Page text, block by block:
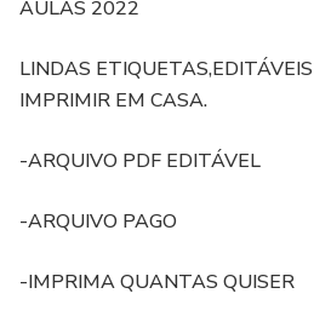
AULAS 2022
LINDAS
IMPRIMIR EM CASA.
-ARQUIVO PDF EDITÁVEL
-ARQUIVO PAGO
-IMPRIMA QUANTAS QUISER